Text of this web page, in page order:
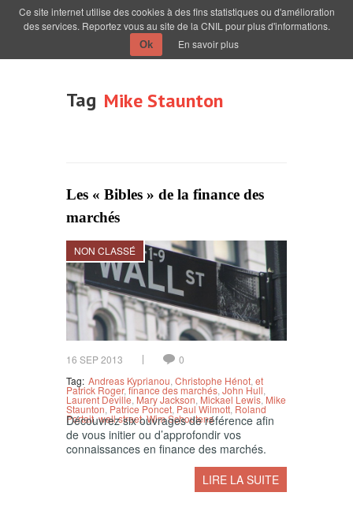
Tag Mike Staunton
Les « Bibles » de la finance des
marchés
NON CLASSÉ
16 SEP 2013
0
Tag: Andreas Kyprianou Christophe Hénot et
Patrick Roger, finance des marchés John Hull
Laurent Deville Mary Jackson Mickael Lewis ,Mike
Staunton Patrice Poncet Paul Wilmott Roland
Portait,wall street,Wim Schoutens
Découvrez six ouvrages de référence afin
de vous initier ou d’approfondir vos
connaissances en finance des marchés.
LIRE LA SUITE
Ce site internet utilise des cookies à des fins statistiques ou d'amélioration
des services. Reportez vous au site de la CNIL pour plus d'informations.
Ok En savoir plus